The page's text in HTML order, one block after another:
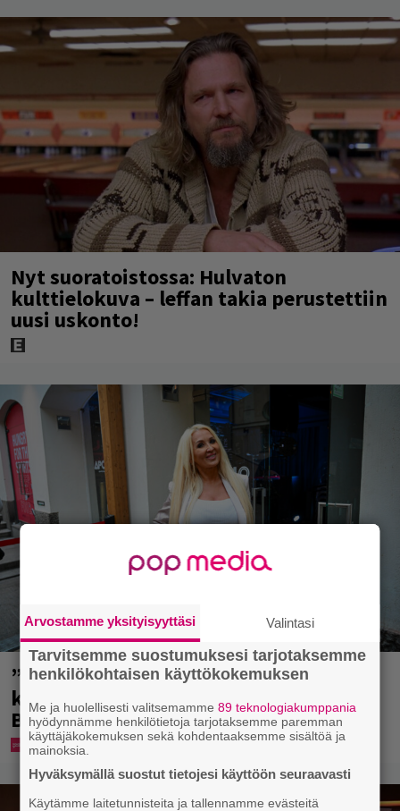
Nyt suoratoistossa: Hulvaton
kulttielokuva – leffan takia perustettiin
uusi uskonto!
”Mitä isompi vehje, sen paremmin
kulkee” – Susanna Penttilä suuntasi
Bangbussinsa Helsingin keskustaan
Arvostamme yksityisyyttäsi Valintasi
Tarvitsemme suostumuksesi tarjotaksemme
henkilökohtaisen käyttökokemuksen
Me ja huolellisesti valitsemamme89 teknologiakumppania
hyödynnämme henkilötietoja tarjotaksemme paremman
käyttäjäkokemuksen sekä kohdentaaksemme sisältöä ja
mainoksia.
Hyväksymällä suostut tietojesi käyttöön seuraavasti
Käytämme laitetunnisteita ja tallennamme evästeitä